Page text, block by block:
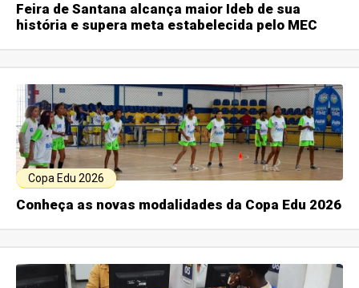
Feira de Santana alcança maior Ideb de sua
história e supera meta estabelecida pelo MEC
Copa Edu 2026
Conheça as novas modalidades da Copa Edu 2026